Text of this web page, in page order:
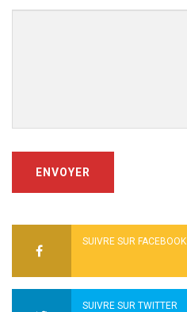
ENVOYER
SUIVRE SUR FACEBOOK
SUIVRE SUR TWITTER